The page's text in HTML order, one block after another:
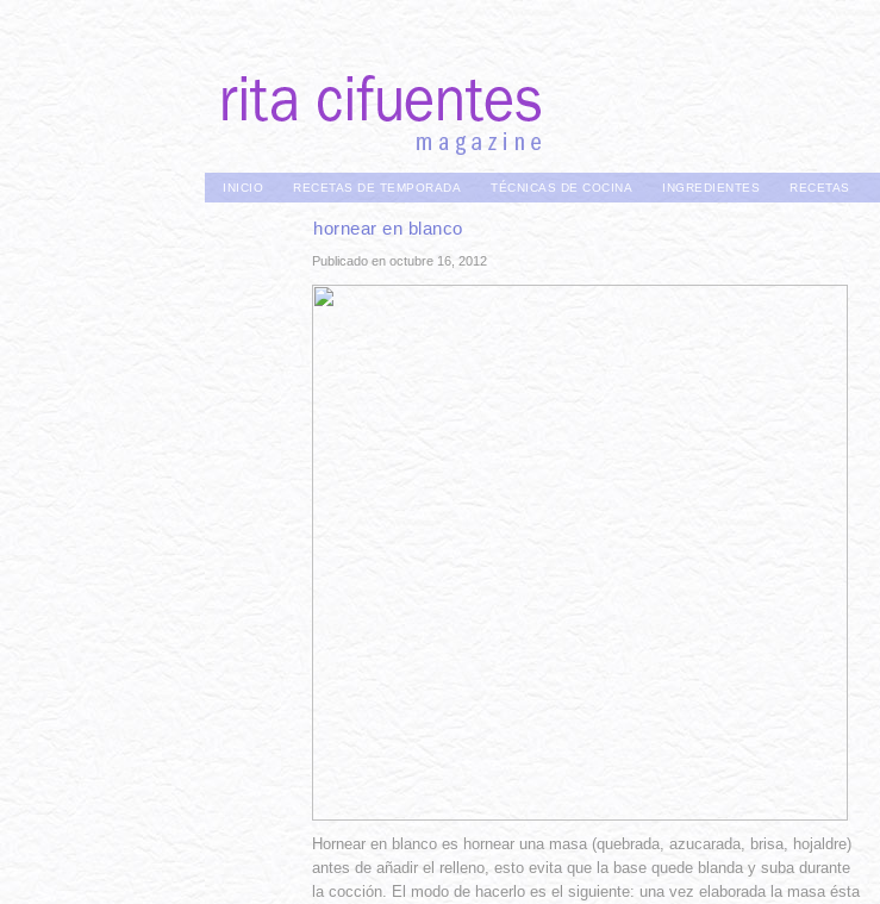
INICIO RECETAS DE TEMPORADA TÉCNICAS DE COCINA INGREDIENTES RECETAS
hornear en blanco
Publicado en octubre 16, 2012
Hornear en blanco es hornear una masa (quebrada, azucarada, brisa, hojaldre)
antes de añadir el relleno, esto evita que la base quede blanda y suba durante
la cocción. El modo de hacerlo es el siguiente: una vez elaborada la masa ésta